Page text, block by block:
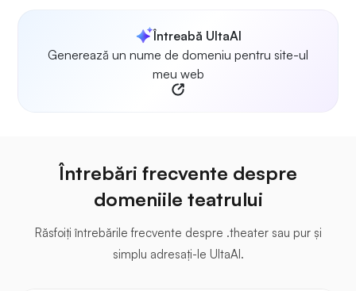
Întreabă UltaAI
Generează un nume de domeniu pentru site-ul
meu web
Întrebări frecvente despre
domeniile teatrului
Răsfoiți întrebările frecvente despre .theater sau pur și
simplu adresați-le UltaAI.